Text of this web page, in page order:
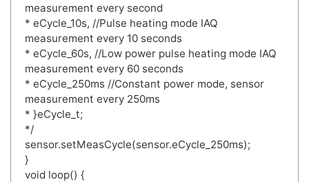
measurement every second
* eCycle_10s, //Pulse heating mode IAQ
measurement every 10 seconds
* eCycle_60s, //Low power pulse heating mode IAQ
measurement every 60 seconds
* eCycle_250ms //Constant power mode, sensor
measurement every 250ms
* }eCycle_t;
*/
sensor.setMeasCycle(sensor.eCycle_250ms);
}
void loop() {